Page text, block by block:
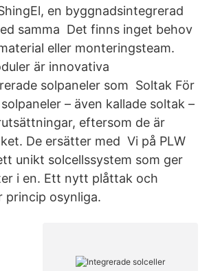
en byggnadsintegrerad
samma Det finns inget behov
eller monteringsteam.
är innovativa
solpaneler som Soltak För
– även kallade soltak –
eftersom de är
De ersätter med Vi på PLW
unikt solcellssystem som ger
i en. Ett nytt plåttak och
princip osynliga.